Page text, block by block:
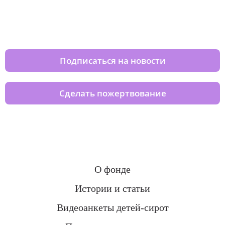
Подписаться на новости
Сделать пожертвование
О фонде
Истории и статьи
Видеоанкеты детей-сирот